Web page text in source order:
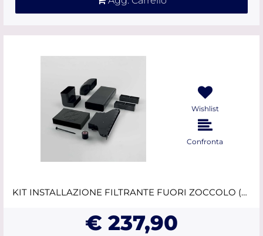
Wishlist
Confronta
KIT INSTALLAZIONE FILTRANTE FUORI ZOCCOLO (MIN H6cm) ELICA
€ 237,90